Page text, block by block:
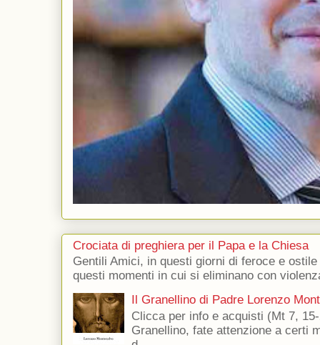
Crociata di preghiera per il Papa e la Chiesa
Gentili Amici, in questi giorni di feroce e
questi momenti in cui si eliminano con
Il Granellino di Padre Lorenzo
Clicca per info e acquisti (Mt 7,
Granellino, fate attenzione a certi